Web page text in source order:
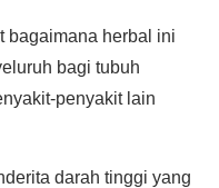
bagaimana herbal ini
bagi tubuh
penyakit lain
darah tinggi yang